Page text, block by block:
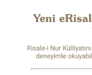
bk.